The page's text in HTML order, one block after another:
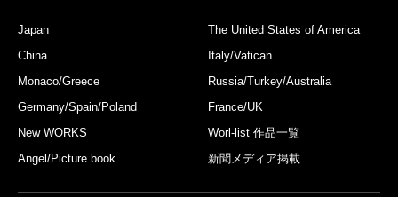
Japan
The United States of America
China
Italy/Vatican
Monaco/Greece
Russia/Turkey/Australia
Germany/Spain/Poland
France/UK
New WORKS
Worl-list 作品一覧
Angel/Picture book
新聞メディア掲載